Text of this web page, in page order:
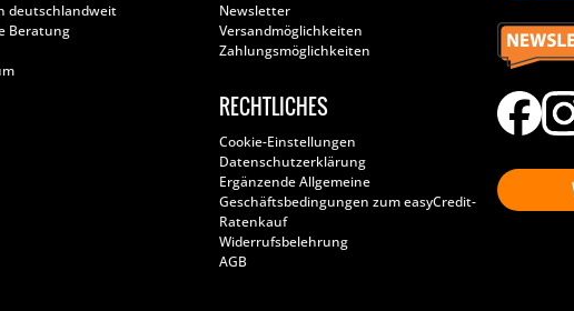
deutschlandweit
Beratung
Newsletter
Versandmöglichkeiten
Zahlungsmöglichkeiten
RECHTLICHES
Cookie-Einstellungen
Datenschutzerklärung
Ergänzende Allgemeine
Geschäftsbedingungen zum easyCredit-
Ratenkauf
Widerrufsbelehrung
AGB